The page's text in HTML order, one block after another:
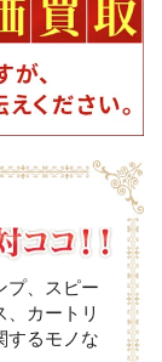
プ、スピー
、カートリ
するモノな